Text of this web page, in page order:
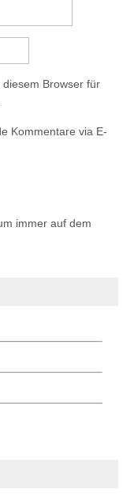
Browser für
Kommentare via E-
immer auf dem